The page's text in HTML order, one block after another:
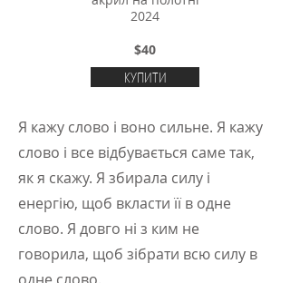
2024
$40
КУПИТИ
Я кажу слово і воно сильне. Я кажу
слово і все відбувається саме так,
як я скажу. Я збирала силу і
енергію, щоб вкласти її в одне
слово. Я довго ні з ким не
говорила, щоб зібрати всю силу в